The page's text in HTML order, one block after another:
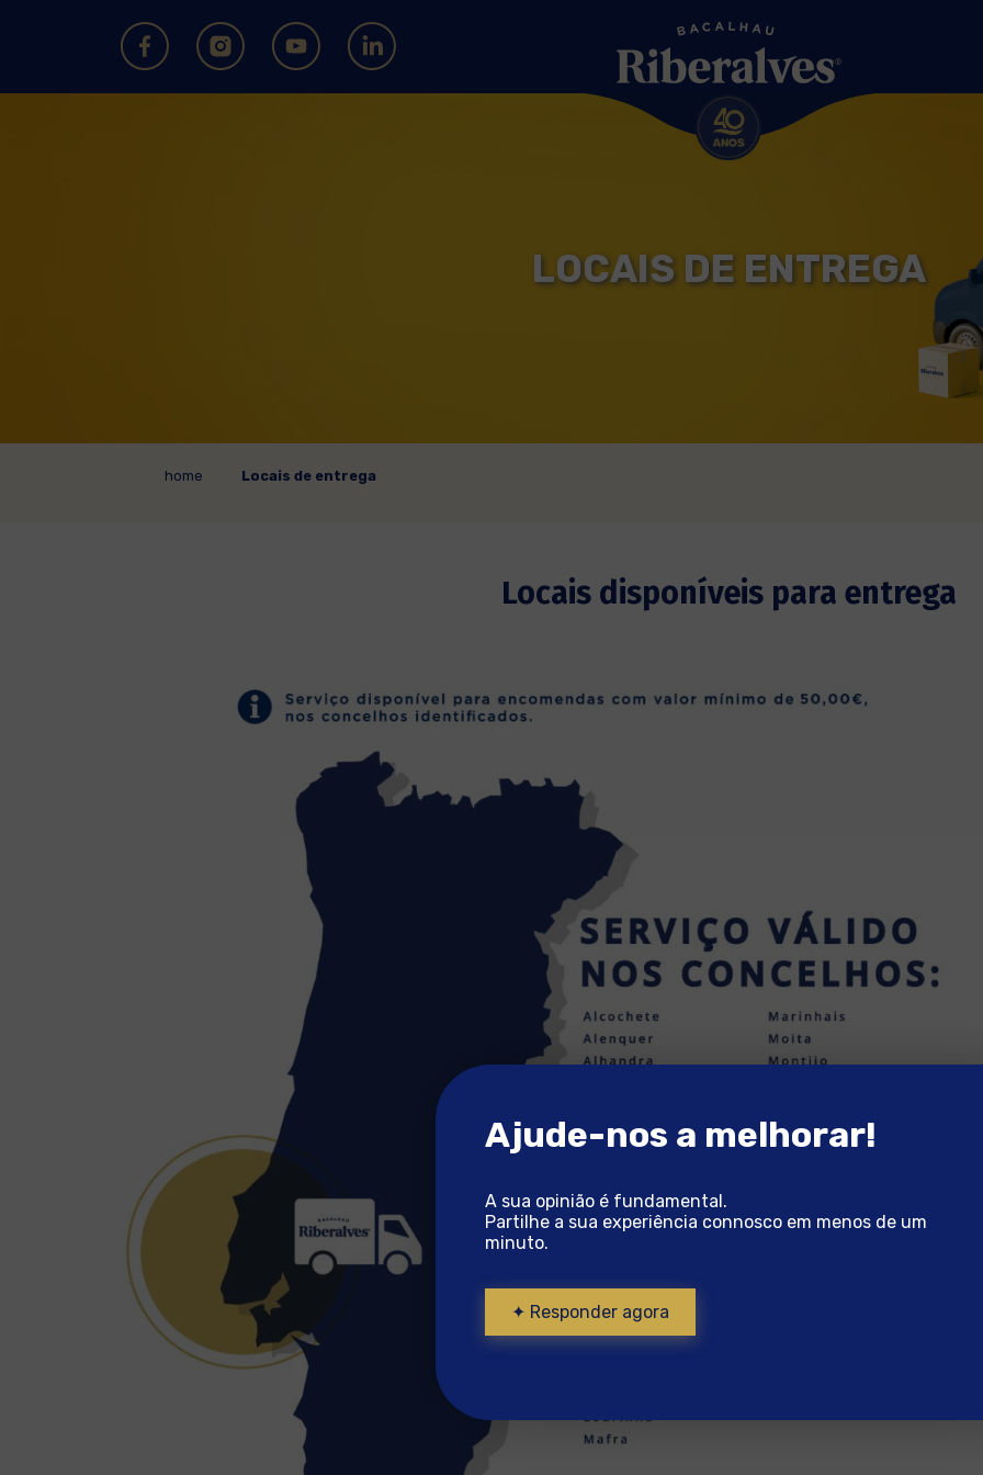
LOCAIS DE ENTREGA
home Locais de entrega
Locais disponíveis para entrega
Ajude-nos a melhorar!
A sua opinião é fundamental.
Partilhe a sua experiência connosco em menos de um
minuto.
✦ Responder agora